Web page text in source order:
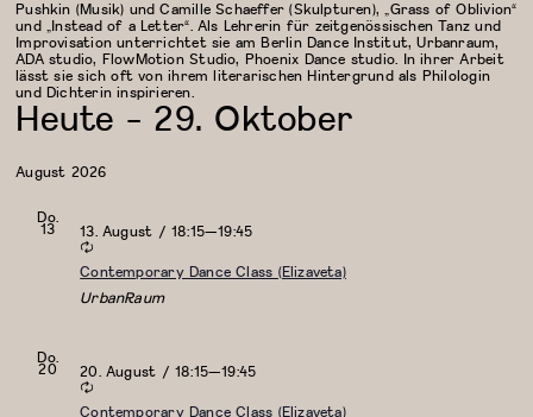
Pushkin (Musik) und Camille Schaeffer (Skulpturen), „Grass of Oblivion“
und „Instead of a Letter“. Als Lehrerin für zeitgenössischen Tanz und
Improvisation unterrichtet sie am Berlin Dance Institut, Urbanraum,
ADA studio, FlowMotion Studio, Phoenix Dance studio. In ihrer Arbeit
lässt sie sich oft von ihrem literarischen Hintergrund als Philologin
und Dichterin inspirieren.
Heute - 29. Oktober
August 2026
Do.
13 13. August / 18:15—19:45
Contemporary Dance Class (Elizaveta)
UrbanRaum
Do.
20 20. August / 18:15—19:45
Contemporary Dance Class (Elizaveta)